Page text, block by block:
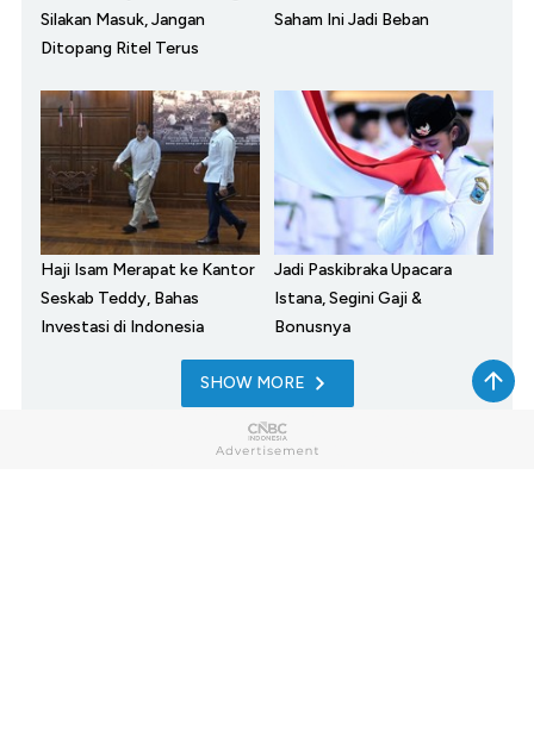
Silakan Masuk, Jangan
Ditopang Ritel Terus
Saham Ini Jadi Beban
Haji Isam Merapat ke Kantor
Seskab Teddy, Bahas
Investasi di Indonesia
Jadi Paskibraka Upacara
Istana, Segini Gaji &
Bonusnya
SHOW MORE